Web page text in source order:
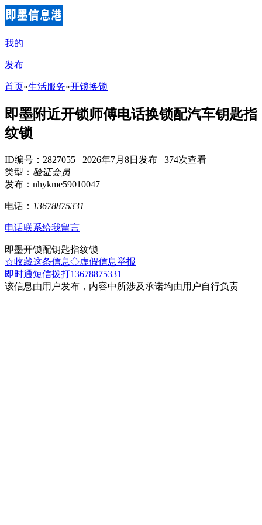
我的
发布
首页»生活服务»开锁换锁
即墨附近开锁师傅电话换锁配汽车钥匙指
纹锁
ID编号：2827055 2026年7月8日发布 374次查看
类型： 验证会员
发布：nhykme59010047
电话： 13678875331
电话联系给我留言
即墨开锁配钥匙指纹锁
☆收藏这条信息◇虚假信息举报
即时通短信拨打13678875331
该信息由用户发布，内容中所涉及承诺均由用户自行负责